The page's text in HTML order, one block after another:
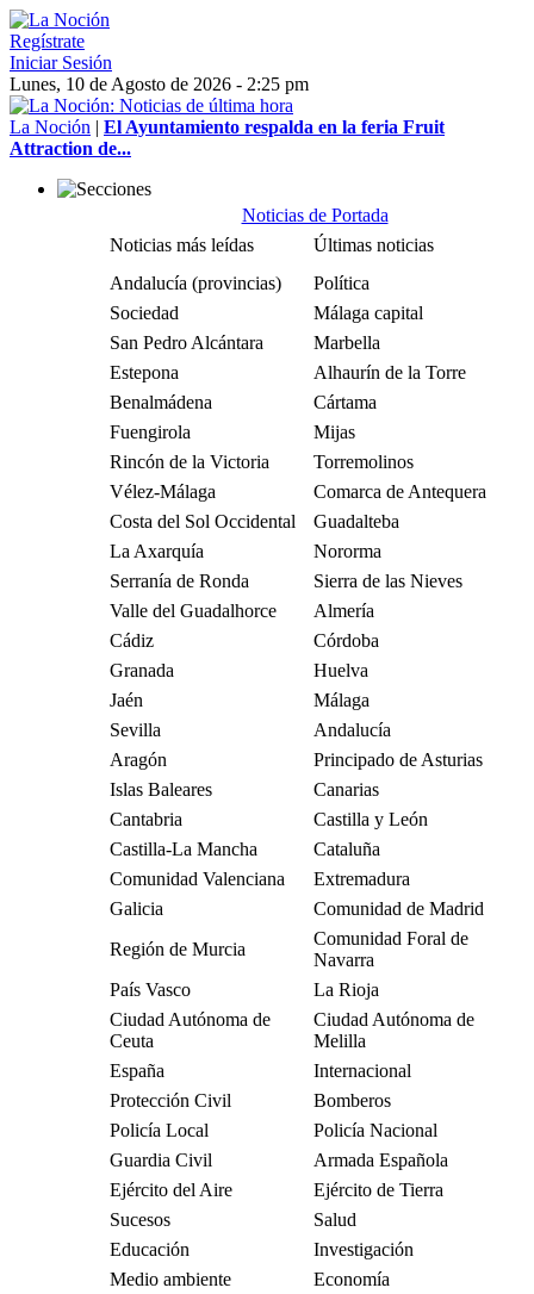
Regístrate
Iniciar Sesión
Lunes, 10 de Agosto de 2026 - 2:25 pm
La Noción | El Ayuntamiento respalda en la feria Fruit
Attraction de...
Noticias de Portada
Noticias más leídas
Últimas noticias
Andalucía (provincias)
Política
Sociedad
Málaga capital
San Pedro Alcántara
Marbella
Estepona
Alhaurín de la Torre
Benalmádena
Cártama
Fuengirola
Mijas
Rincón de la Victoria
Torremolinos
Vélez-Málaga
Comarca de Antequera
Costa del Sol Occidental
Guadalteba
La Axarquía
Nororma
Serranía de Ronda
Sierra de las Nieves
Valle del Guadalhorce
Almería
Cádiz
Córdoba
Granada
Huelva
Jaén
Málaga
Sevilla
Andalucía
Aragón
Principado de Asturias
Islas Baleares
Canarias
Cantabria
Castilla y León
Castilla-La Mancha
Cataluña
Comunidad Valenciana
Extremadura
Galicia
Comunidad de Madrid
Región de Murcia
Comunidad Foral de
Navarra
País Vasco
La Rioja
Ciudad Autónoma de
Ceuta
Ciudad Autónoma de
Melilla
España
Internacional
Protección Civil
Bomberos
Policía Local
Policía Nacional
Guardia Civil
Armada Española
Ejército del Aire
Ejército de Tierra
Sucesos
Salud
Educación
Investigación
Medio ambiente
Economía